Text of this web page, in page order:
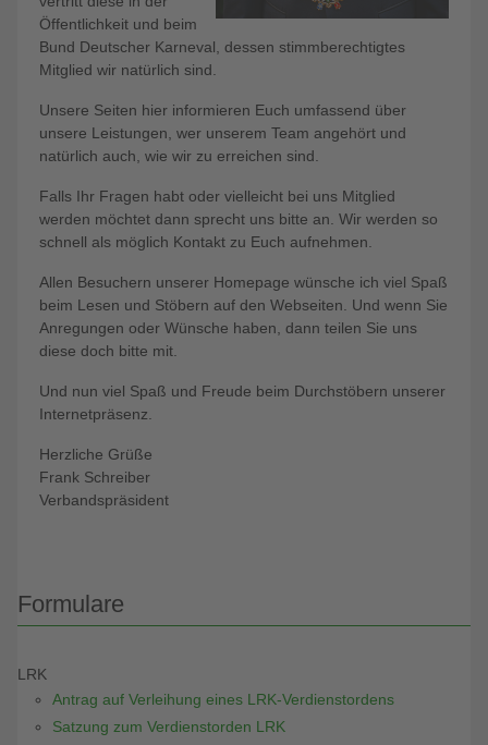
Öffentlichkeit und beim
Bund Deutscher Karneval, dessen stimmberechtigtes
Mitglied wir natürlich sind.
Unsere Seiten hier informieren Euch umfassend über
unsere Leistungen, wer unserem Team angehört und
natürlich auch, wie wir zu erreichen sind.
Falls Ihr Fragen habt oder vielleicht bei uns Mitglied
werden möchtet dann sprecht uns bitte an. Wir werden so
schnell als möglich Kontakt zu Euch aufnehmen.
Allen Besuchern unserer Homepage wünsche ich viel Spaß
beim Lesen und Stöbern auf den Webseiten. Und wenn Sie
Anregungen oder Wünsche haben, dann teilen Sie uns
diese doch bitte mit.
Und nun viel Spaß und Freude beim Durchstöbern unserer
Internetpräsenz.
Herzliche Grüße
Frank Schreiber
Verbandspräsident
Formulare
LRK
Antrag auf Verleihung eines LRK-Verdienstordens
Satzung zum Verdienstorden LRK